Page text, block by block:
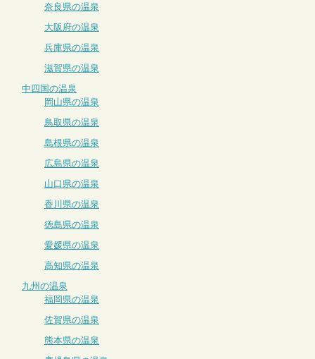
奈良県の温泉
大阪府の温泉
兵庫県の温泉
滋賀県の温泉
中四国の温泉
岡山県の温泉
鳥取県の温泉
島根県の温泉
広島県の温泉
山口県の温泉
香川県の温泉
徳島県の温泉
愛媛県の温泉
高知県の温泉
九州の温泉
福岡県の温泉
佐賀県の温泉
熊本県の温泉